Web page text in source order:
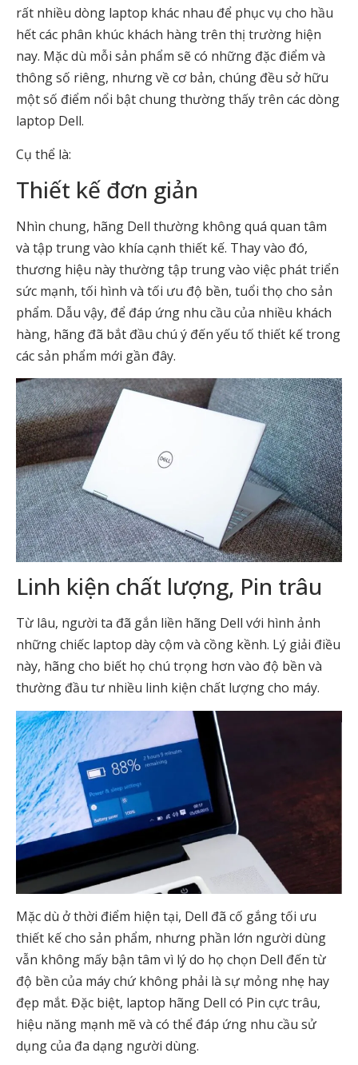
rất nhiều dòng laptop khác nhau để phục vụ cho hầu
hết các phân khúc khách hàng trên thị trường hiện
nay. Mặc dù mỗi sản phẩm sẽ có những đặc điểm và
thông số riêng, nhưng về cơ bản, chúng đều sở hữu
một số điểm nổi bật chung thường thấy trên các dòng
laptop Dell.
Cụ thể là:
Thiết kế đơn giản
Nhìn chung, hãng Dell thường không quá quan tâm
và tập trung vào khía cạnh thiết kế. Thay vào đó,
thương hiệu này thường tập trung vào việc phát triển
sức mạnh, tối hình và tối ưu độ bền, tuổi thọ cho sản
phẩm. Dẫu vậy, để đáp ứng nhu cầu của nhiều khách
hàng, hãng đã bắt đầu chú ý đến yếu tố thiết kế trong
các sản phẩm mới gần đây.
Linh kiện chất lượng, Pin trâu
Từ lâu, người ta đã gắn liền hãng Dell với hình ảnh
những chiếc laptop dày cộm và cồng kềnh. Lý giải điều
này, hãng cho biết họ chú trọng hơn vào độ bền và
thường đầu tư nhiều linh kiện chất lượng cho máy.
Mặc dù ở thời điểm hiện tại, Dell đã cố gắng tối ưu
thiết kế cho sản phẩm, nhưng phần lớn người dùng
vẫn không mấy bận tâm vì lý do họ chọn Dell đến từ
độ bền của máy chứ không phải là sự mỏng nhẹ hay
đẹp mắt. Đặc biệt, laptop hãng Dell có Pin cực trâu,
hiệu năng mạnh mẽ và có thể đáp ứng nhu cầu sử
dụng của đa dạng người dùng.